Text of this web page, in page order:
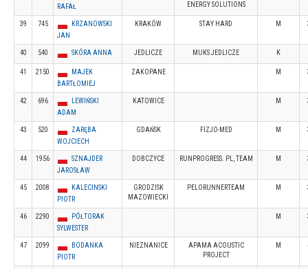
RAFAŁ
ENERGY SOLUTIONS
39 745
KRZANOWSKI
JAN
KRAKÓW STAY HARD M
40 540 SKÓRA ANNA JEDLICZE MUKS JEDLICZE K
41 2150
MAJEK
BARTŁOMIEJ
ZAKOPANE M
42 696
LEWIŃSKI
ADAM
KATOWICE M
43 520
ZARĘBA
WOJCIECH
GDAŃSK FIZJO-MED M
44 1956
SZNAJDER
JAROSŁAW
DOBCZYCE RUNPROGRESS. PL, TEAM M
45 2008
KALECINSKI
PIOTR
GRODZISK
MAZOWIECKI
PELORUNNERTEAM M
46 2290
PÓŁTORAK
SYLWESTER
M
47 2099
BODANKA
PIOTR
NIEZNANICE
APAMA ACOUSTIC
PROJECT
M